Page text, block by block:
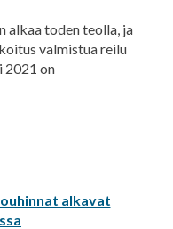
alkaa toden teolla, ja
valmistua reilu
2021 on
alkavat